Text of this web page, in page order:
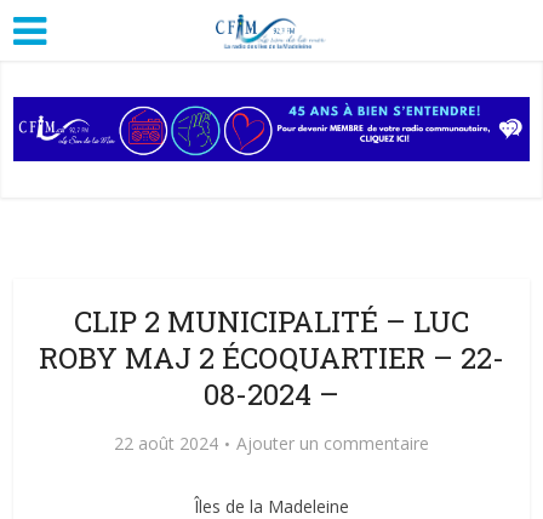
CLIP 2 MUNICIPALITÉ – LUC
ROBY MAJ 2 ÉCOQUARTIER – 22-
08-2024 –
22 août 2024 Ajouter un commentaire
Îles de la Madeleine